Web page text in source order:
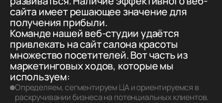
сайта имеет решающее значение для
получения прибыли.
Команде нашей веб-студии удаётся
привлекать на сайт салона красоты
множество посетителей. Вот часть из
маркетинговых ходов, которые мы
используем:
Определяем, сегментируем ЦА и ориентируемся в
раскручивании бизнеса на потенциальных клиентов.